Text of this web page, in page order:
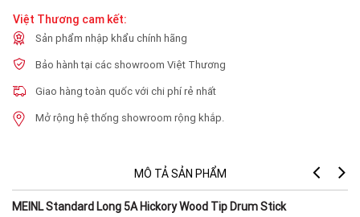
Việt Thương cam kết:
Sản phẩm nhập khẩu chính hãng
Bảo hành tại các showroom Việt Thương
Giao hàng toàn quốc với chi phí rẻ nhất
Mở rộng hệ thống showroom rộng khắp.
MÔ TẢ SẢN PHẨM
MEINL Standard Long 5A Hickory Wood Tip Drum Stick